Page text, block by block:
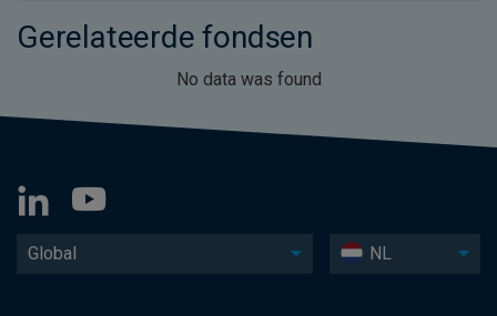
Gerelateerde fondsen
No data was found
Global NL